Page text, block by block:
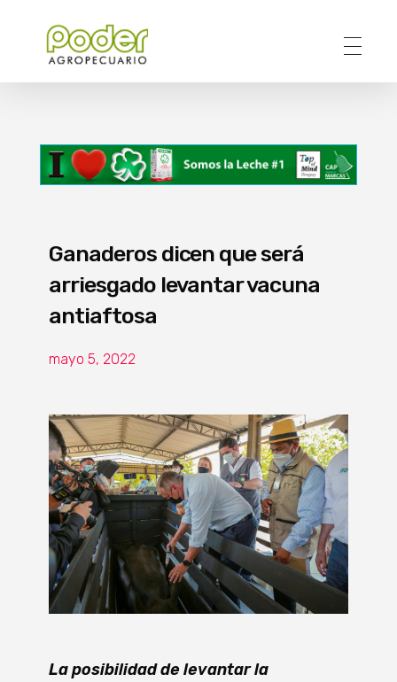
Ganaderos dicen que será
arriesgado levantar vacuna
antiaftosa
mayo 5, 2022
La posibilidad de levantar la